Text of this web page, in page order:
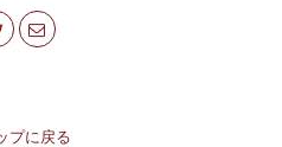
プに戻る